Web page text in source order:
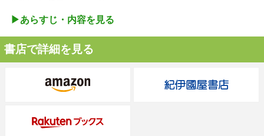
▶︎あらすじ・内容を見る
書店で詳細を見る